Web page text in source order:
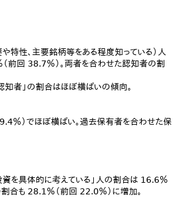
特性、主要銘柄等をある程度知っている）人
前回 38.7％）。両者を合わせた認知者の割
認知者」の割合はほぼ横ばいの傾向。
％）でほぼ横ばい。過去保有者を合わせた保
資を具体的に考えている」人の割合は 16.6％
割合も 28.1％（前回 22.0％）に増加。